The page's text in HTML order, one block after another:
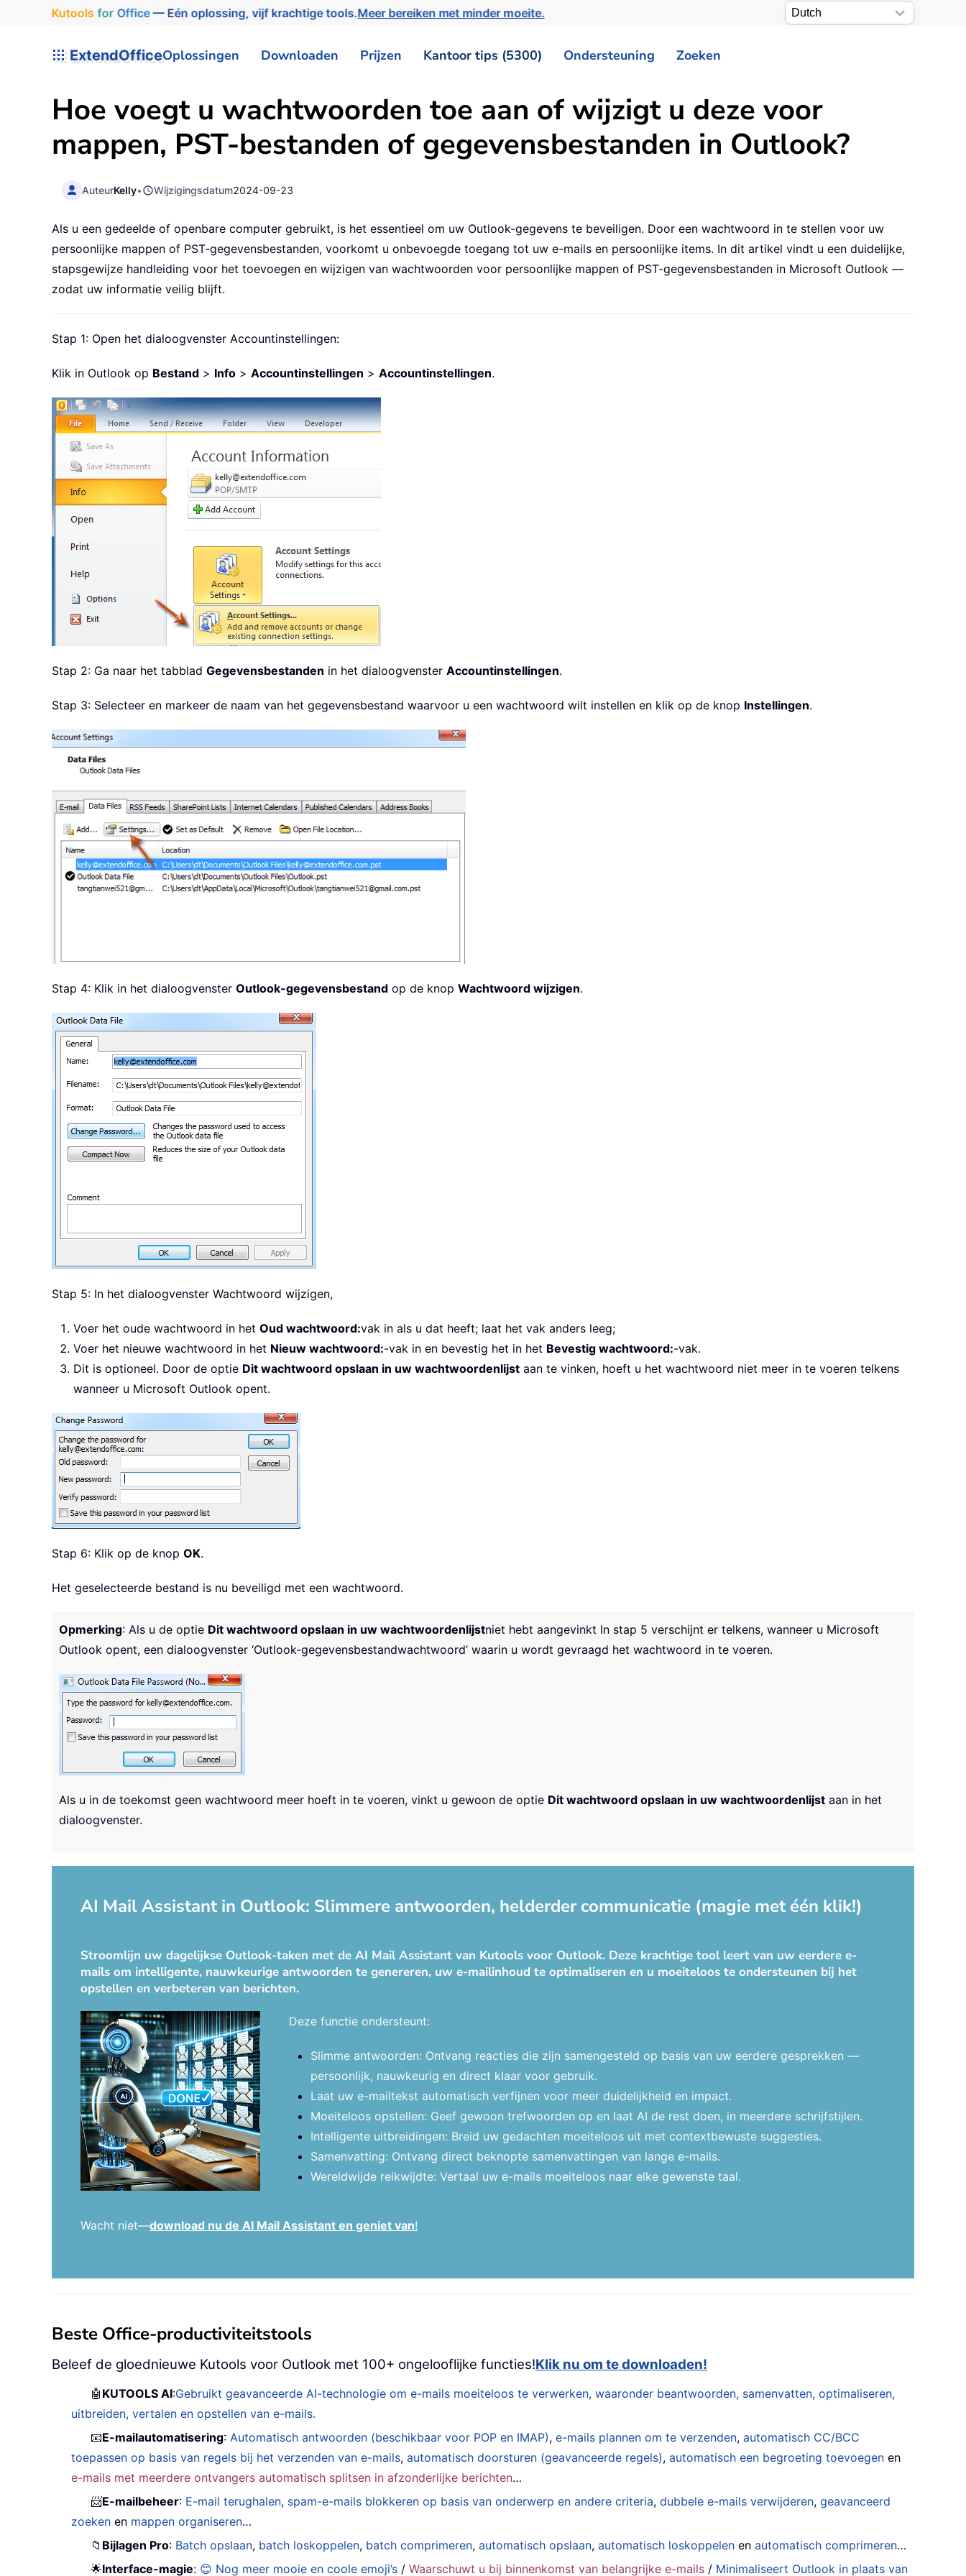
Kutools for Office— Eén oplossing, vijf krachtige tools.Meer bereiken met minder moeite.
ExtendOfficeOplossingen Downloaden Prijzen Kantoor tips (5300) Ondersteuning Zoeken
Hoe voegt u wachtwoorden toe aan of wijzigt u deze voor
mappen, PST-bestanden of gegevensbestanden in Outlook?
AuteurKelly• Wijzigingsdatum2024-09-23
Als u een gedeelde of openbare computer gebruikt, is het essentieel om uw Outlook-gegevens te beveiligen. Door een wachtwoord in te stellen voor uw
persoonlijke mappen of PST-gegevensbestanden, voorkomt u onbevoegde toegang tot uw e-mails en persoonlijke items. In dit artikel vindt u een duidelijke,
stapsgewijze handleiding voor het toevoegen en wijzigen van wachtwoorden voor persoonlijke mappen of PST-gegevensbestanden in Microsoft Outlook —
zodat uw informatie veilig blijft.
Stap 1: Open het dialoogvenster Accountinstellingen:
Klik in Outlook op Bestand > Info > Accountinstellingen > Accountinstellingen.
Stap 2: Ga naar het tabblad Gegevensbestanden in het dialoogvenster Accountinstellingen.
Stap 3: Selecteer en markeer de naam van het gegevensbestand waarvoor u een wachtwoord wilt instellen en klik op de knop Instellingen.
Stap 4: Klik in het dialoogvenster Outlook-gegevensbestand op de knop Wachtwoord wijzigen.
Stap 5: In het dialoogvenster Wachtwoord wijzigen,
Voer het oude wachtwoord in het Oud wachtwoord:vak in als u dat heeft; laat het vak anders leeg;
Voer het nieuwe wachtwoord in het Nieuw wachtwoord:-vak in en bevestig het in het Bevestig wachtwoord:-vak.
Dit is optioneel. Door de optie Dit wachtwoord opslaan in uw wachtwoordenlijst aan te vinken, hoeft u het wachtwoord niet meer in te voeren telkens
wanneer u Microsoft Outlook opent.
Stap 6: Klik op de knop OK.
Het geselecteerde bestand is nu beveiligd met een wachtwoord.
Opmerking: Als u de optie Dit wachtwoord opslaan in uw wachtwoordenlijstniet hebt aangevinkt In stap 5 verschijnt er telkens, wanneer u Microsoft
Outlook opent, een dialoogvenster ‘Outlook-gegevensbestandwachtwoord’ waarin u wordt gevraagd het wachtwoord in te voeren.
Als u in de toekomst geen wachtwoord meer hoeft in te voeren, vinkt u gewoon de optie Dit wachtwoord opslaan in uw wachtwoordenlijst aan in het
dialoogvenster.
AI Mail Assistant in Outlook: Slimmere antwoorden, helderder communicatie (magie met één klik!)
Stroomlijn uw dagelijkse Outlook-taken met de AI Mail Assistant van Kutools voor Outlook. Deze krachtige tool leert van uw eerdere e-
mails om intelligente, nauwkeurige antwoorden te genereren, uw e-mailinhoud te optimaliseren en u moeiteloos te ondersteunen bij het
opstellen en verbeteren van berichten.
Deze functie ondersteunt:
Slimme antwoorden: Ontvang reacties die zijn samengesteld op basis van uw eerdere gesprekken —
persoonlijk, nauwkeurig en direct klaar voor gebruik.
Laat uw e-mailtekst automatisch verfijnen voor meer duidelijkheid en impact.
Moeiteloos opstellen: Geef gewoon trefwoorden op en laat AI de rest doen, in meerdere schrijfstijlen.
Intelligente uitbreidingen: Breid uw gedachten moeiteloos uit met contextbewuste suggesties.
Samenvatting: Ontvang direct beknopte samenvattingen van lange e-mails.
Wereldwijde reikwijdte: Vertaal uw e-mails moeiteloos naar elke gewenste taal.
Wacht niet—download nu de AI Mail Assistant en geniet van!
Beste Office-productiviteitstools
Beleef de gloednieuwe Kutools voor Outlook met 100+ ongelooflijke functies!Klik nu om te downloaden!
🤖 KUTOOLS AI:Gebruikt geavanceerde AI-technologie om e-mails moeiteloos te verwerken, waaronder beantwoorden, samenvatten, optimaliseren,
uitbreiden, vertalen en opstellen van e-mails.
📧E-mailautomatisering: Automatisch antwoorden (beschikbaar voor POP en IMAP),e-mails plannen om te verzenden,automatisch CC/BCC
toepassen op basis van regels bij het verzenden van e-mails,automatisch doorsturen (geavanceerde regels),automatisch een begroeting toevoegen en
e-mails met meerdere ontvangers automatisch splitsen in afzonderlijke berichten…
📨E-mailbeheer: E-mail terughalen, spam-e-mails blokkeren op basis van onderwerp en andere criteria,dubbele e-mails verwijderen,geavanceerd
zoeken en mappen organiseren…
📁 Bijlagen Pro: Batch opslaan, batch loskoppelen, batch comprimeren,automatisch opslaan,automatisch loskoppelen enautomatisch comprimeren…
🌟Interface-magie: 😊 Nog meer mooie en coole emoji’s /Waarschuwt u bij binnenkomst van belangrijke e-mails / Minimaliseert Outlook in plaats van